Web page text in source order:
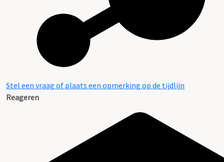
Stel een vraag of plaats een opmerking op de tijdlijn
Reageren